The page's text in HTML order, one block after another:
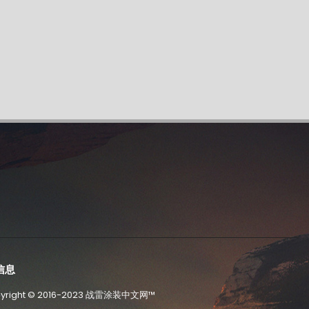
息
©️ 2016-2023 战雷涂装中文网™️